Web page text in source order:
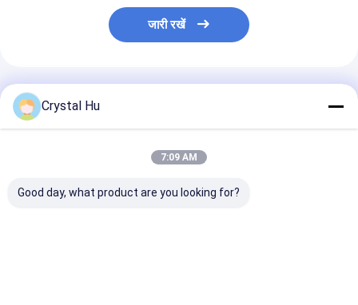
जारी रखें
अनुशंसित उत्पाद
Crystal Hu
7:09 AM
Good day, what product are you looking for?